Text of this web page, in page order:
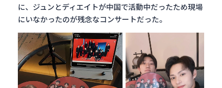
に、ジュンとディエイトが中国で活動中だったため現場
にいなかったのが残念なコンサートだった。